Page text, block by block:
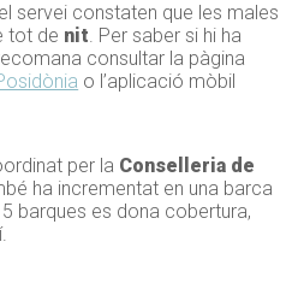
servei constaten que les males
tot de nit. Per saber si hi ha
consultar la pàgina
o l’aplicació mòbil
per la Conselleria de
ha incrementat en una barca
barques es dona cobertura,